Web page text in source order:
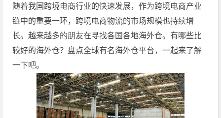
随着我国跨境电商行业的快速发展，作为跨境电商产业
链中的重要一环，跨境电商物流的市场规模也持续增
长。越来越多的朋友在寻找各国各地海外仓。有哪些比
较好的海外仓？盘点全球有名海外仓平台，一起来了解
一下吧。